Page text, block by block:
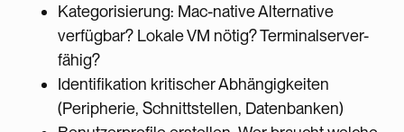
Kategorisierung: Mac-native Alternative
verfügbar? Lokale VM nötig? Terminalserver-
fähig?
Identifikation kritischer Abhängigkeiten
(Peripherie, Schnittstellen, Datenbanken)